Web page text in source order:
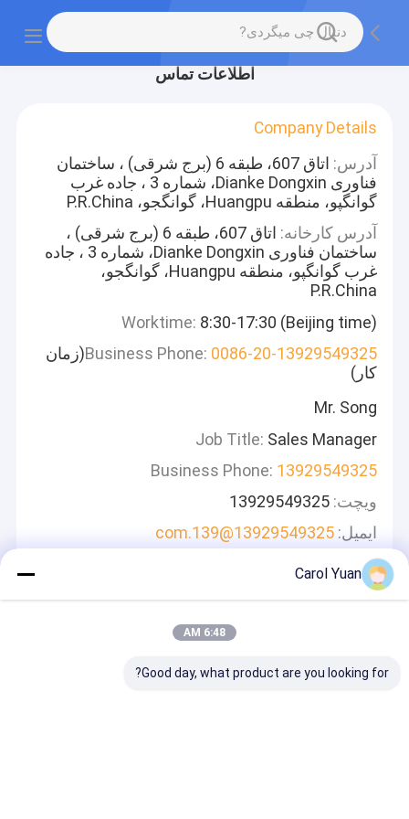
اطلاعات تماس
Company Details
آدرس:
اتاق 607، طبقه 6 (برج شرقی) ، ساختمان
فناوری Dianke Dongxin، شماره 3 ، جاده غرب
گوانگپو، منطقه Huangpu، گوانگجو، P.R.China
آدرس کارخانه:
اتاق 607، طبقه 6 (برج شرقی) ،
ساختمان فناوری Dianke Dongxin، شماره 3 ، جاده
غرب گوانگپو، منطقه Huangpu، گوانگجو،
P.R.China
Worktime: 8:30-17:30 (Beijing time)
Business Phone: 0086-20-13929549325
(زمان
کار)
Mr. Song
Job Title: Sales Manager
Business Phone: 13929549325
ویچت: 13929549325
ایمیل: 13929549325@139.com
ما به سرعت پاسخ خواهیم داد
Carol Yuan
6:48 AM
Good day, what product are you looking for?